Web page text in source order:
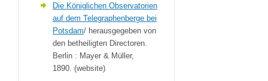
Die Königlichen Observatorien
auf dem Telegraphenberge bei
Potsdam/ herausgegeben von
den betheiligten Directoren.
Berlin : Mayer & Müller,
1890. (website)